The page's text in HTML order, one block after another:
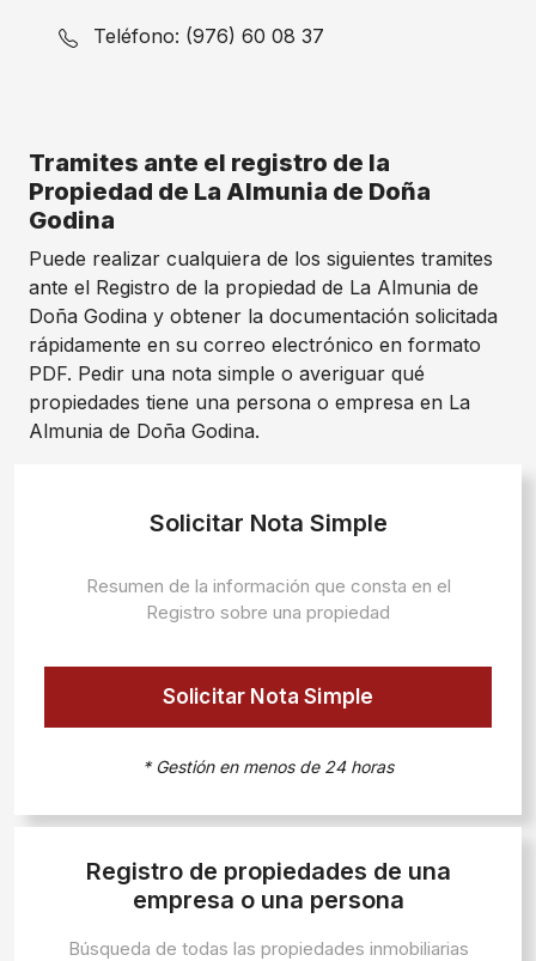
Teléfono: (976) 60 08 37
Tramites ante el registro de la
Propiedad de La Almunia de Doña
Godina
Puede realizar cualquiera de los siguientes tramites
ante el Registro de la propiedad de La Almunia de
Doña Godina y obtener la documentación solicitada
rápidamente en su correo electrónico en formato
PDF. Pedir una nota simple o averiguar qué
propiedades tiene una persona o empresa en La
Almunia de Doña Godina.
Solicitar Nota Simple
Resumen de la información que consta en el
Registro sobre una propiedad
Solicitar Nota Simple
* Gestión en menos de 24 horas
Registro de propiedades de una
empresa o una persona
Búsqueda de todas las propiedades inmobiliarias